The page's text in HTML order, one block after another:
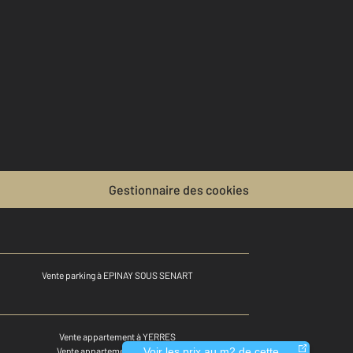
Gestionnaire des cookies
Vente parking à EPINAY SOUS SENART
Vente appartement à YERRES
Vente appartement à LIMOURS